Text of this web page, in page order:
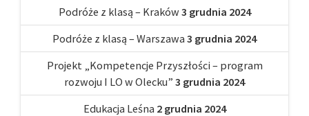
Podróże z klasą – Kraków 3 grudnia 2024
Podróże z klasą – Warszawa 3 grudnia 2024
Projekt „Kompetencje Przyszłości – program
rozwoju I LO w Olecku” 3 grudnia 2024
Edukacja Leśna 2 grudnia 2024